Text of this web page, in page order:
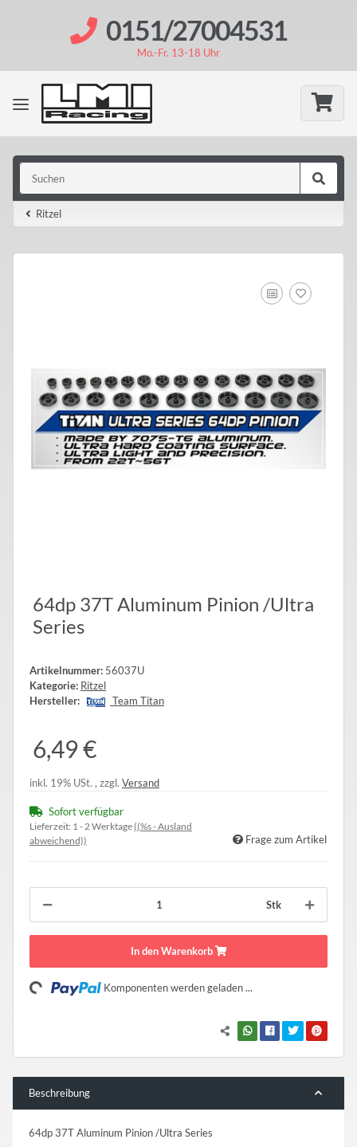
0151/27004531
Mo.-Fr. 13-18 Uhr
Ritzel
64dp 37T Aluminum Pinion /Ultra
Series
Artikelnummer: 56037U
Kategorie: Ritzel
Hersteller:
Team Titan
6,49 €
inkl. 19% USt. , zzgl. Versand
Sofort verfügbar
Lieferzeit: 1 - 2 Werktage((%s - Ausland
abweichend))
Frage zum Artikel
Stk
In den Warenkorb
Loading... Komponenten werden geladen ...
Beschreibung
64dp 37T Aluminum Pinion /Ultra Series